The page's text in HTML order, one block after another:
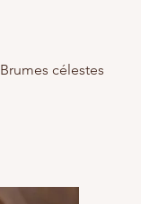
Brumes célestes